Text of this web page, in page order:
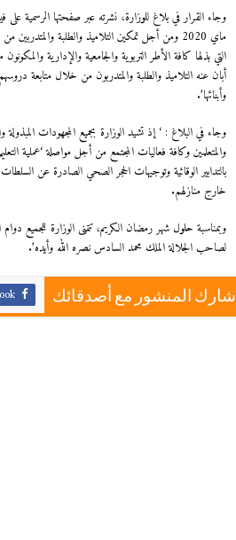
ماي 2020 ومن أجل تمكين التلاميذ والطلبة
أبان عنه التلاميذ والطلبة والمتدربون من خلال متابعة
وأبنائها’.
وجاء في البلاغ : ‘ إذ تشيد الوزارة بجميع المجهودات المبذولة
بالتدابير الوقائية وتوجيهات الحجر الصحي الصادرة عن
خارج منازلهم.
وبمناسبة حلول شهر رمضان الكريم، تتمنى الوزارة للجميع
لصاحب الجلالة الملك محمد السادس نصره الله وأيده’.
شارك المنشور مع أصدقائك